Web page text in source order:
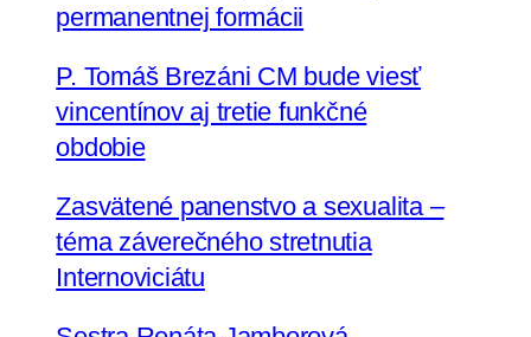
permanentnej formácii
P. Tomáš Brezáni CM bude viesť
vincentínov aj tretie funkčné
obdobie
Zasvätené panenstvo a sexualita –
téma záverečného stretnutia
Internoviciátu